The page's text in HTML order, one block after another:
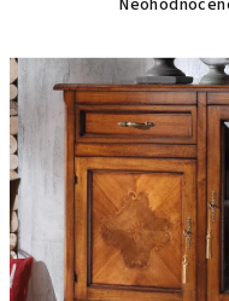
produktu
0,0
z
5
hvězdiček.